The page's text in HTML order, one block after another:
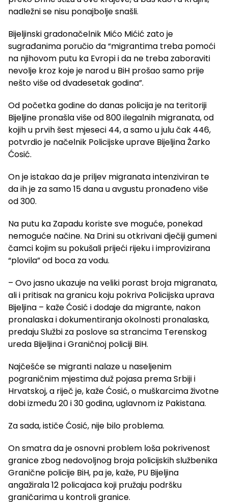
nadležni se nisu ponajbolje snašli.
Bijeljinski gradonačelnik Mićo Mićić zato je
sugrađanima poručio da “migrantima treba pomoći
na njihovom putu ka Evropi i da ne treba zaboraviti
nevolje kroz koje je narod u BiH prošao samo prije
nešto više od dvadesetak godina”.
Od početka godine do danas policija je na teritoriji
Bijeljine pronašla više od 800 ilegalnih migranata, od
kojih u prvih šest mjeseci 44, a samo u julu čak 446,
potvrdio je načelnik Policijske uprave Bijeljina Žarko
Ćosić.
On je istakao da je priljev migranata intenziviran te
da ih je za samo 15 dana u avgustu pronađeno više
od 300.
Na putu ka Zapadu koriste sve moguće, ponekad
nemoguće načine. Na Drini su otkrivani dječiji gumeni
čamci kojim su pokušali prijeći rijeku i improvizirana
“plovila” od boca za vodu.
– Ovo jasno ukazuje na veliki porast broja migranata,
ali i pritisak na granicu koju pokriva Policijska uprava
Bijeljina – kaže Ćosić i dodaje da migrante, nakon
pronalaska i dokumentiranja okolnosti pronalaska,
predaju Službi za poslove sa strancima Terenskog
ureda Bijeljina i Graničnoj policiji BiH.
Najčešće se migranti nalaze u naseljenim
pograničnim mjestima duž pojasa prema Srbiji i
Hrvatskoj, a riječ je, kaže Ćosić, o muškarcima životne
dobi između 20 i 30 godina, uglavnom iz Pakistana.
Za sada, ističe Ćosić, nije bilo problema.
On smatra da je osnovni problem loša pokrivenost
granice zbog nedovoljnog broja policijskih službenika
Granične policije BiH, pa je, kaže, PU Bijeljina
angažirala 12 policajaca koji pružaju podršku
graničarima u kontroli granice.